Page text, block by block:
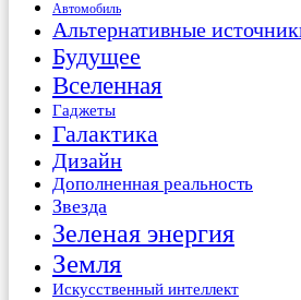
Автомобиль
Альтернативные
Будущее
Вселенная
Гаджеты
Галактика
Дизайн
Дополненная реальность
Звезда
Зеленая энергия
Земля
Искусственный интеллект